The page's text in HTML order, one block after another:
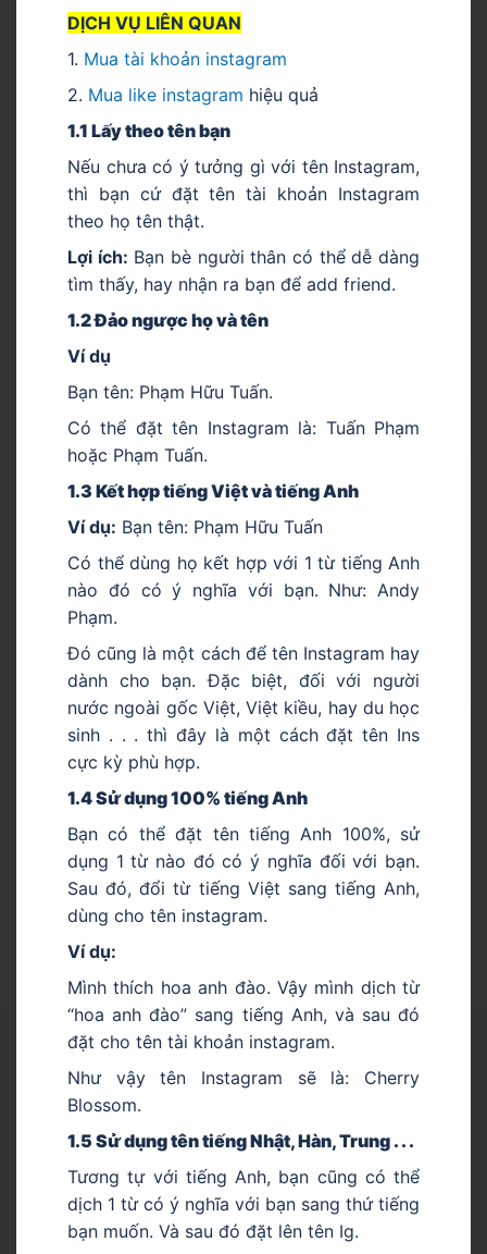
DỊCH VỤ LIÊN QUAN
1. Mua tài khoản instagram
2. Mua like instagram hiệu quả
1.1 Lấy theo tên bạn
Nếu chưa có ý tưởng gì với tên Instagram,
thì bạn cứ đặt tên tài khoản Instagram
theo họ tên thật.
Lợi ích: Bạn bè người thân có thể dễ dàng
tìm thấy, hay nhận ra bạn để add friend.
1.2 Đảo ngược họ và tên
Ví dụ
Bạn tên: Phạm Hữu Tuấn.
Có thể đặt tên Instagram là: Tuấn Phạm
hoặc Phạm Tuấn.
1.3 Kết hợp tiếng Việt và tiếng Anh
Ví dụ: Bạn tên: Phạm Hữu Tuấn
Có thể dùng họ kết hợp với 1 từ tiếng Anh
nào đó có ý nghĩa với bạn. Như: Andy
Phạm.
Đó cũng là một cách để tên Instagram hay
dành cho bạn. Đặc biệt, đối với người
nước ngoài gốc Việt, Việt kiều, hay du học
sinh . . . thì đây là một cách đặt tên Ins
cực kỳ phù hợp.
1.4 Sử dụng 100% tiếng Anh
Bạn có thể đặt tên tiếng Anh 100%, sử
dụng 1 từ nào đó có ý nghĩa đối với bạn.
Sau đó, đổi từ tiếng Việt sang tiếng Anh,
dùng cho tên instagram.
Ví dụ:
Mình thích hoa anh đào. Vậy mình dịch từ
“hoa anh đào” sang tiếng Anh, và sau đó
đặt cho tên tài khoản instagram.
Như vậy tên Instagram sẽ là: Cherry
Blossom.
1.5 Sử dụng tên tiếng Nhật, Hàn, Trung . . .
Tương tự với tiếng Anh, bạn cũng có thể
dịch 1 từ có ý nghĩa với bạn sang thứ tiếng
bạn muốn. Và sau đó đặt lên tên Ig.